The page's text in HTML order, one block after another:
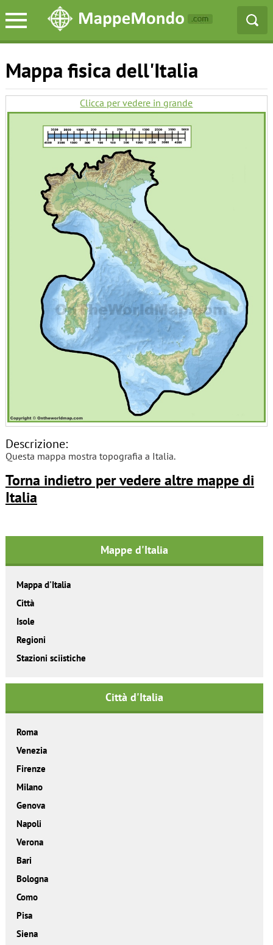
Mappa fisica dell'Italia
Clicca per vedere in grande
Descrizione:
Questa mappa mostra topografia a Italia.
Torna indietro per vedere altre mappe di
Italia
Mappe d'Italia
Mappa d'Italia
Città
Isole
Regioni
Stazioni sciistiche
Città d'Italia
Roma
Venezia
Firenze
Milano
Genova
Napoli
Verona
Bari
Bologna
Como
Pisa
Siena